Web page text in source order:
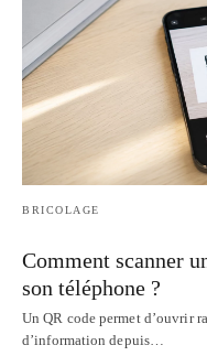
BRICOLAGE
Comment scanner
son téléphone ?
Un QR code permet d’ouvrir
d’information depuis…